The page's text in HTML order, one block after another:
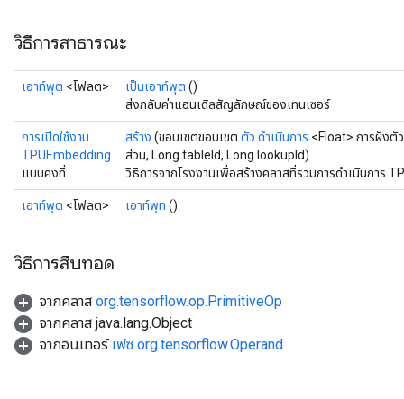
วิธีการสาธารณะ
เอาท์พุต <โฟลต> เป็นเอาท์พุต ()
ส่งกลับค่าแฮนเดิลสัญลักษณ์ของเทนเซอร์
การเปิดใช้งาน
TPUEmbedding
แบบคงที่
สร้าง (ขอบเขตขอบเขต ตัว ดำเนินการ <Float> การฝังตั
ส่วน, Long tableId, Long lookupId)
วิธีการจากโรงงานเพื่อสร้างคลาสที่รวมการดำเนินการ
เอาท์พุต <โฟลต> เอาท์พุท ()
วิธีการสืบทอด
จากคลาส org.tensorflow.op.PrimitiveOp
จากคลาส java.lang.Object
จากอินเทอร์ เฟซ org.tensorflow.Operand